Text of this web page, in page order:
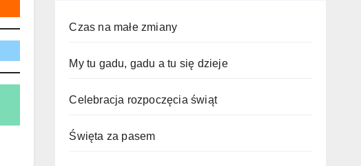
Czas na małe zmiany
My tu gadu, gadu a tu się dzieje
Celebracja rozpoczęcia świąt
Święta za pasem